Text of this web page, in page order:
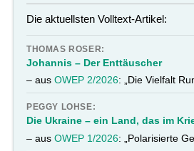
Die aktuellsten Volltext-Artikel:
THOMAS ROSER:
Johannis – Der Enttäuscher
– ausOWEP 2/2026: „Die Vielfalt
PEGGY LOHSE:
Die Ukraine – ein Land, das im
– ausOWEP 1/2026: „Polarisierte